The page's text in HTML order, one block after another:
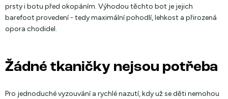
prsty i botu před okopáním. Výhodou těchto bot je jejich
barefoot provedení - tedy maximální pohodlí, lehkost a přirozená
opora chodidel.
Žádné tkaničky nejsou potřeba
Pro jednoduché vyzouvání a rychlé nazutí, kdy už se děti nemohou